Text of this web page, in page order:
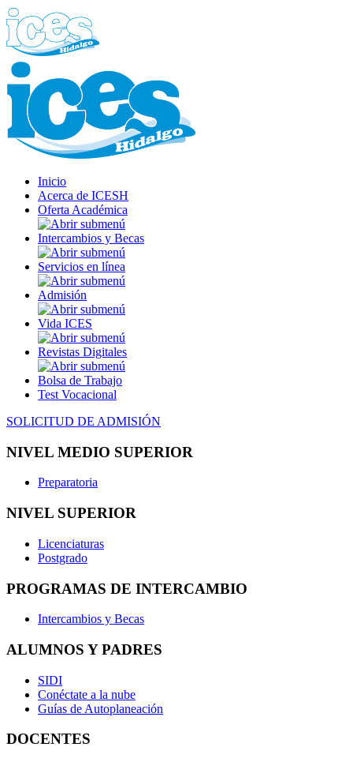
Inicio
Acerca de ICESH
Oferta Académica
Intercambios y Becas
Servicios en línea
Admisión
Vida ICES
Revistas Digitales
Bolsa de Trabajo
Test Vocacional
SOLICITUD DE ADMISIÓN
NIVEL MEDIO SUPERIOR
Preparatoria
NIVEL SUPERIOR
Licenciaturas
Postgrado
PROGRAMAS DE INTERCAMBIO
Intercambios y Becas
ALUMNOS Y PADRES
SIDI
Conéctate a la nube
Guías de Autoplaneación
DOCENTES